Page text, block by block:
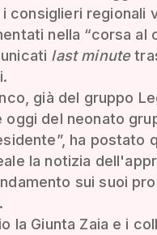
consiglieri regionali
nella “corsa al
last minute
già del gruppo
oggi del neonato
ha postato
la notizia
sui suoi
la Giunta Zaia e i